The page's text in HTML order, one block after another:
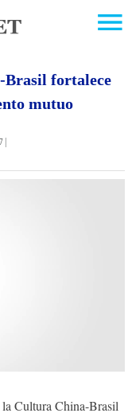
Brasil fortalece
mutuo
Cultura China-Brasil